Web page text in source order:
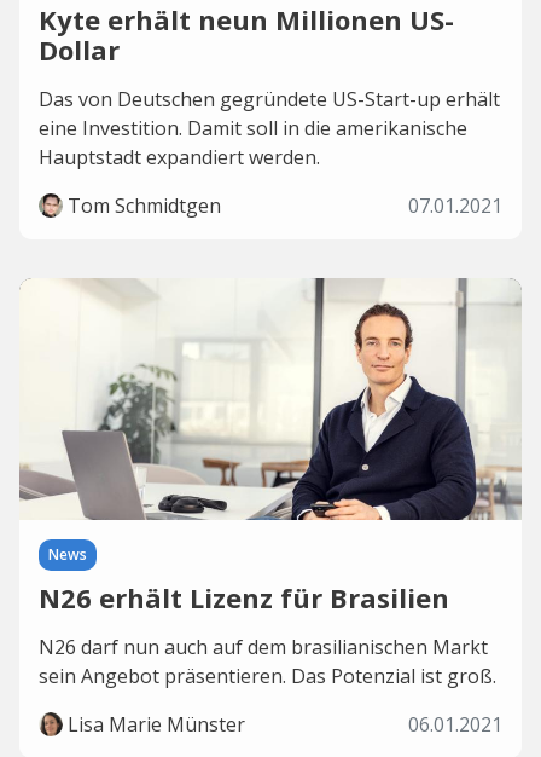
Kyte erhält neun Millionen US-
Dollar
Das von Deutschen gegründete US-Start-up erhält
eine Investition. Damit soll in die amerikanische
Hauptstadt expandiert werden.
Tom Schmidtgen
07.01.2021
News
N26 erhält Lizenz für Brasilien
N26 darf nun auch auf dem brasilianischen Markt
sein Angebot präsentieren. Das Potenzial ist groß.
Lisa Marie Münster
06.01.2021